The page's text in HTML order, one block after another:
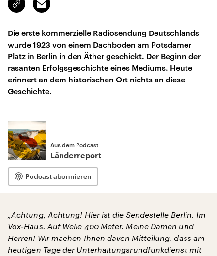
kopieren/teilen
Die erste kommerzielle Radiosendung Deutschlands
wurde 1923 von einem Dachboden am Potsdamer
Platz in Berlin in den Äther geschickt. Der Beginn der
rasanten Erfolgsgeschichte eines Mediums. Heute
erinnert an dem historischen Ort nichts an diese
Geschichte.
Aus dem Podcast
Länderreport
Podcast abonnieren
„Achtung, Achtung! Hier ist die Sendestelle Berlin. Im
Vox-Haus. Auf Welle 400 Meter. Meine Damen und
Herren! Wir machen Ihnen davon Mitteilung, dass am
heutigen Tage der Unterhaltungsrundfunkdienst mit